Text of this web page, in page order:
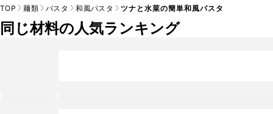
TOP 麺類 パスタ 和風パスタ ツナと水菜の簡単和風パスタ
同じ材料の人気ランキング